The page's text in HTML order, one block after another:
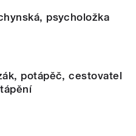
psycholožka
potápěč, cestovatel